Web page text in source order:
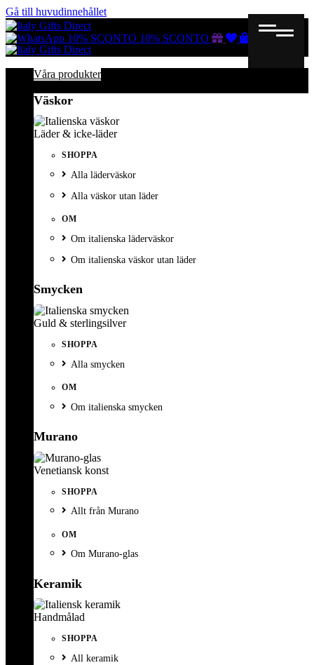
Gå till huvudinnehållet
10% SCONTO 10% SCONTO Gutscheine
Wunschliste
Warenkorb
Våra produkter
Väskor
Läder & icke-läder
SHOPPA
Alla läderväskor
Alla väskor utan läder
OM
Om italienska läderväskor
Om italienska väskor utan läder
Smycken
Guld & sterlingsilver
SHOPPA
Alla smycken
OM
Om italienska smycken
Murano
Venetiansk konst
SHOPPA
Allt från Murano
OM
Om Murano-glas
Keramik
Handmålad
SHOPPA
All keramik